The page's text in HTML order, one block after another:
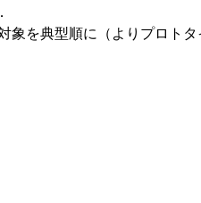
象を典型順に（よりプロト